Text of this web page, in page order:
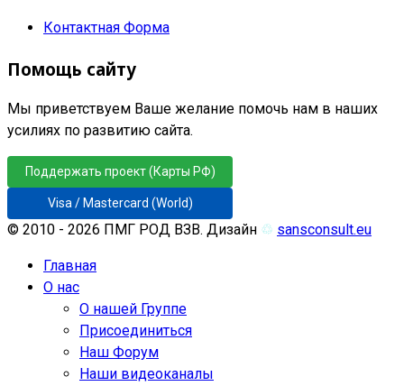
Контактная Форма
Помощь сайту
Мы приветствуем Ваше желание помочь нам в наших
усилиях по развитию сайта.
Поддержать проект (Карты РФ)
Visa / Mastercard (World)
© 2010 - 2026 ПМГ РОД ВЗВ. Дизайн ♲ sansconsult.eu
Главная
О нас
О нашей Группе
Присоединиться
Наш Форум
Наши видеоканалы